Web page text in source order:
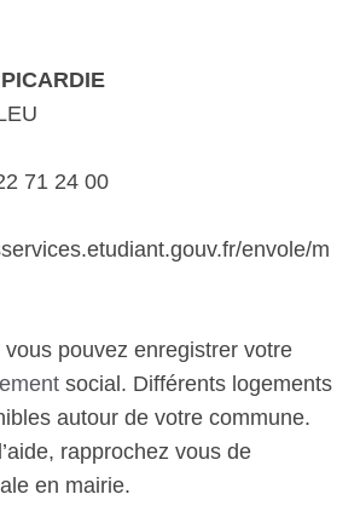
71 24 00
envole/m
pouvez enregistrer votre
social. Différents logements
autour de votre commune.
rapprochez vous de
en mairie.